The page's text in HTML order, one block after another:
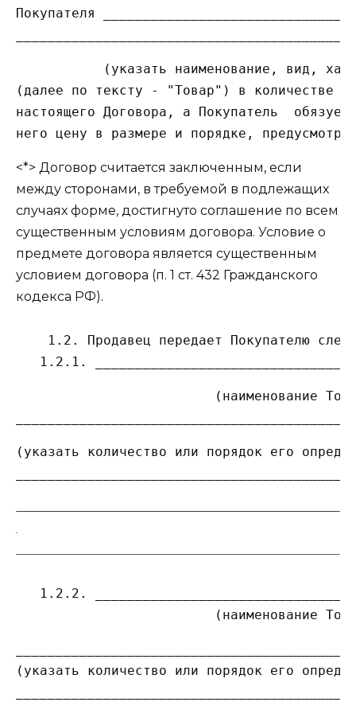
Покупателя
(указать наименование, вид,
(далее по тексту - "Товар") в количестве
настоящего Договора, а Покупатель
<*> Договор считается заключенным, если
между сторонами, в требуемой в подлежащих
случаях форме, достигнуто соглашение по всем
существенным условиям договора. Условие о
предмете договора является существенным
условием договора (п. 1 ст. 432 Гражданского
кодекса РФ).
1.2. Продавец передает Покупателю
(наименование
(указать количество или порядок его
1.2.2.
(указать количество или порядок его